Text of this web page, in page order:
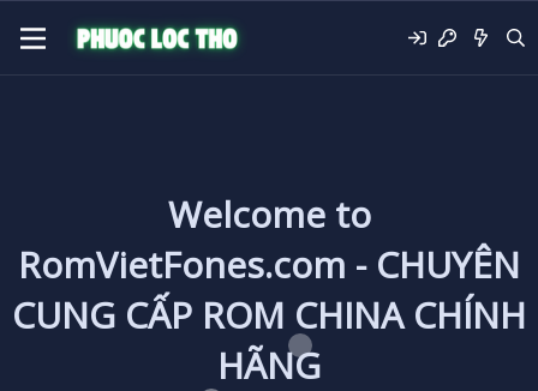
Welcome to
RomVietFones.com - CHUYÊN
CUNG CẤP ROM CHINA CHÍNH
HÃNG